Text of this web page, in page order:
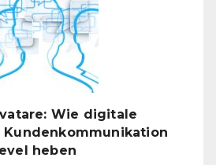
Wie digitale
heben